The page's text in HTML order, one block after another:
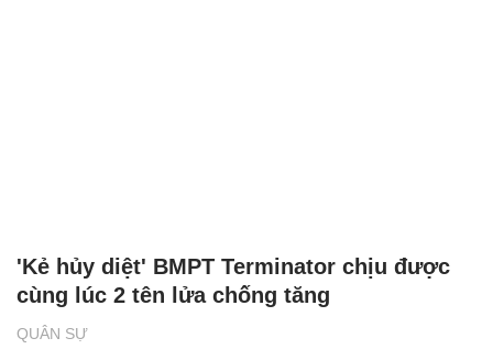
QUÂN SỰ
'Kẻ hủy diệt' BMPT Terminator chịu được
cùng lúc 2 tên lửa chống tăng